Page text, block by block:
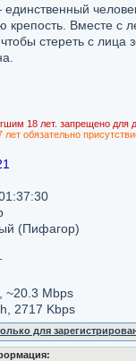
крепость. Вместе с
стереть с лица
18 лет. запрещено для
обязательно
(Пифагор)
~20.3 Mbps
2717 Kbps
для